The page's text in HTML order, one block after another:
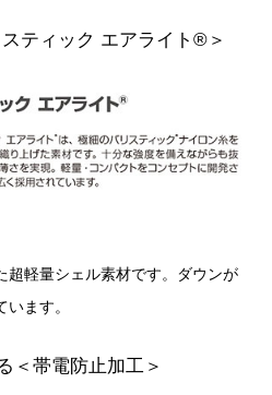
ティック エアライト®＞
超軽量シェル素材です。ダウンが
ます。
＜帯電防止加工＞